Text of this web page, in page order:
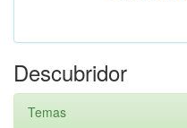
Descubridor
Temas